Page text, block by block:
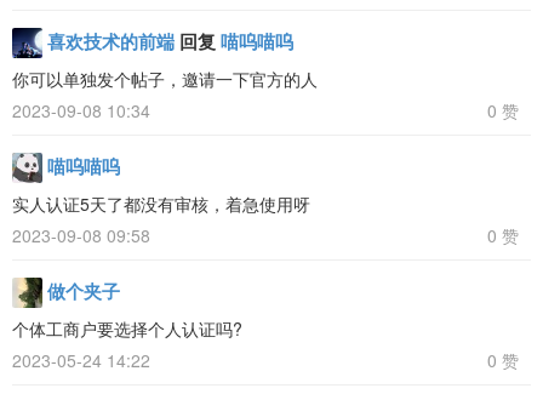
喜欢技术的前端 回复 喵呜喵呜
你可以单独发个帖子，邀请一下官方的人
2023-09-08 10:34
0 赞
喵呜喵呜
实人认证5天了都没有审核，着急使用呀
2023-09-08 09:58
0 赞
做个夹子
个体工商户要选择个人认证吗?
2023-05-24 14:22
0 赞